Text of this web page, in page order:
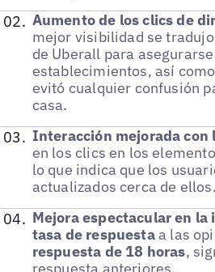
Aumento de los clics de
mejor visibilidad se
de Uberall para
establecimientos, así
evitó cualquier confusión
casa.
Interacción mejorada con
en los clics en los
lo que indica que los
actualizados cerca de ellos.
Mejora espectacular en
tasa de respuestaa las
respuesta de 18 horas,